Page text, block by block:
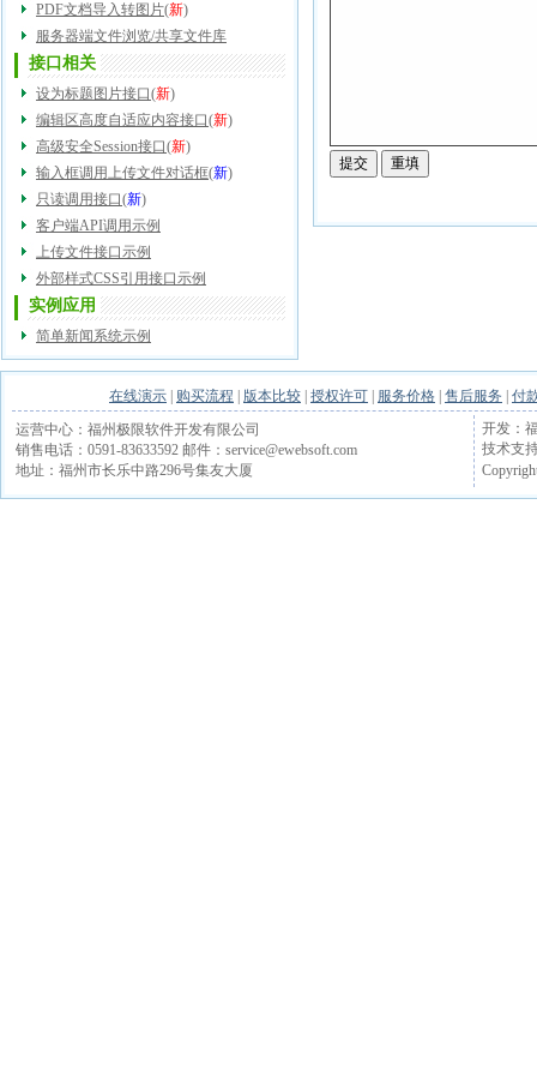
PDF文档导入转图片(新)
服务器端文件浏览/共享文件库
接口相关
设为标题图片接口(新)
编辑区高度自适应内容接口(新)
高级安全Session接口(新)
输入框调用上传文件对话框(新)
只读调用接口(新)
客户端API调用示例
上传文件接口示例
外部样式CSS引用接口示例
实例应用
简单新闻系统示例
在线演示 购买流程 版本比较 授权许可 服务价格 售后服务
付
运营中心：福州极限软件开发有限公司
销售电话：0591-83633592 邮件：service@ewebsoft.com
地址：福州市长乐中路296号集友大厦
开发：
技术支